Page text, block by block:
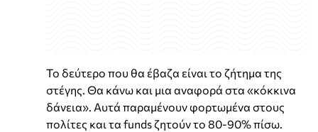
Το δεύτερο που θα έβαζα είναι το ζήτημα της
στέγης. Θα κάνω και μια αναφορά στα «κόκκινα
δάνεια». Αυτά παραμένουν φορτωμένα στους
πολίτες και τα funds ζητούν το 80-90% πίσω.